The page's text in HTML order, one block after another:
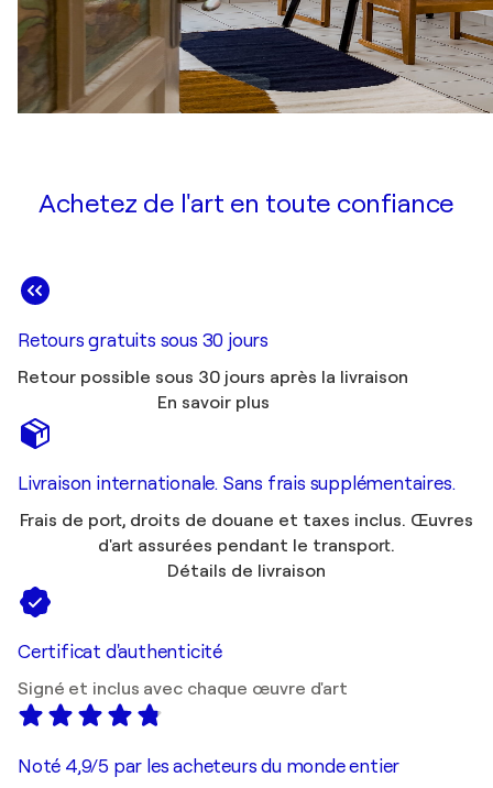
Achetez de l'art en toute confiance
Retours gratuits sous 30 jours
Retour possible sous 30 jours après la livraison
En savoir plus
Livraison internationale. Sans frais supplémentaires.
Frais de port, droits de douane et taxes inclus. Œuvres
d'art assurées pendant le transport.
Détails de livraison
Certificat d'authenticité
Signé et inclus avec chaque œuvre d'art
Noté 4,9/5 par les acheteurs du monde entier